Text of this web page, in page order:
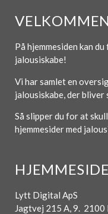
På hjemmesiden kan
jalousiskabe!
Vi har samlet en
jalousiskabe, der bliver
Så slipper du for at
hjemmesider med
Lytt Digital ApS
Jagtvej 215 A, 9. 2100